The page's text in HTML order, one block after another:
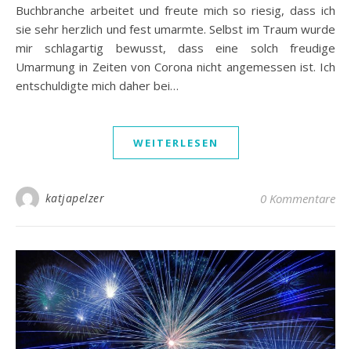
Buchbranche arbeitet und freute mich so riesig, dass ich
sie sehr herzlich und fest umarmte. Selbst im Traum wurde
mir schlagartig bewusst, dass eine solch freudige
Umarmung in Zeiten von Corona nicht angemessen ist. Ich
entschuldigte mich daher bei…
WEITERLESEN
katjapelzer 0 Kommentare